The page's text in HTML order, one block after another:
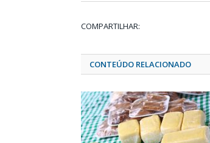
COMPARTILHAR:
CONTEÚDO RELACIONADO